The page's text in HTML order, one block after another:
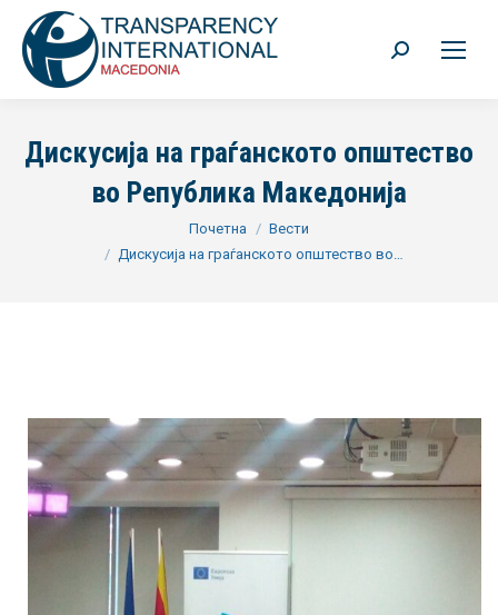
Search:
Дискусија на граѓанското општество
во Република Македонија
Почетна
Вести
Дискусија на граѓанското општество во…